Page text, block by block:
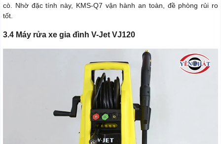
cò. Nhờ đặc tính này, KMS-Q7 vận hành an toàn, đề phòng rủi ro
tốt.
3.4 Máy rửa xe gia đình V-Jet VJ120